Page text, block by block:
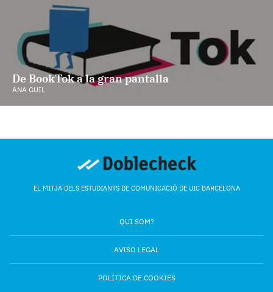
De BookTok a la gran pantalla
ANA GUIL
EL MITJÀ DELS ESTUDIANTS DE COMUNICACIÓ DE UIC BARCELONA
QUI SOM?
AVISO LEGAL
POLÍTICA DE COOKIES